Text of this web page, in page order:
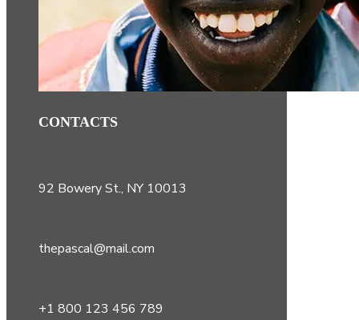
CONTACTS
92 Bowery St., NY 10013
thepascal@mail.com
+1 800 123 456 789